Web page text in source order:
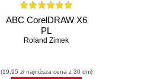
ABC CorelDRAW X6
PL
Roland Zimek
(19,95 zł najniższa cena z 30 dni)